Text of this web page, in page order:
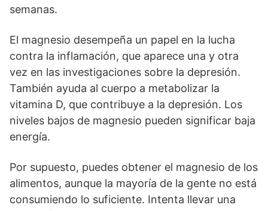
semanas.
El magnesio desempeña un papel en la lucha
contra la inflamación, que aparece una y otra
vez en las investigaciones sobre la depresión.
También ayuda al cuerpo a metabolizar la
vitamina D, que contribuye a la depresión. Los
niveles bajos de magnesio pueden significar baja
energía.
Por supuesto, puedes obtener el magnesio de los
alimentos, aunque la mayoría de la gente no está
consumiendo lo suficiente. Intenta llevar una